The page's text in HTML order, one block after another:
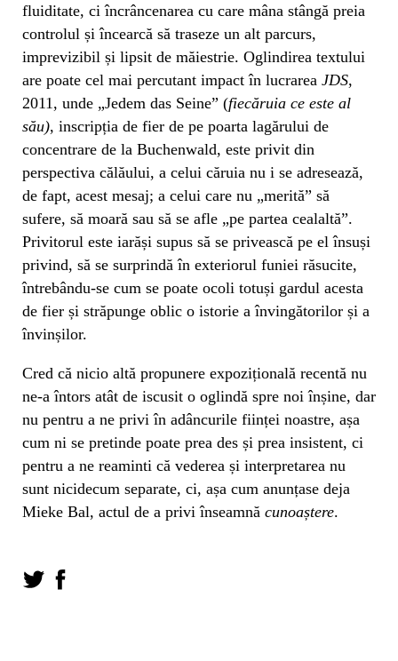
fluiditate, ci încrâncenarea cu care mâna stângă preia
controlul și încearcă să traseze un alt parcurs,
imprevizibil și lipsit de măiestrie. Oglindirea textului
are poate cel mai percutant impact în lucrarea JDS,
2011, unde „Jedem das Seine” (fiecăruia ce este al
său), inscripția de fier de pe poarta lagărului de
concentrare de la Buchenwald, este privit din
perspectiva călăului, a celui căruia nu i se adresează,
de fapt, acest mesaj; a celui care nu „merită” să
sufere, să moară sau să se afle „pe partea cealaltă”.
Privitorul este iarăși supus să se privească pe el însuși
privind, să se surprindă în exteriorul funiei răsucite,
întrebându-se cum se poate ocoli totuși gardul acesta
de fier și străpunge oblic o istorie a învingătorilor și a
învinșilor.
Cred că nicio altă propunere expozițională recentă nu
ne-a întors atât de iscusit o oglindă spre noi înșine, dar
nu pentru a ne privi în adâncurile ființei noastre, așa
cum ni se pretinde poate prea des și prea insistent, ci
pentru a ne reaminti că vederea și interpretarea nu
sunt nicidecum separate, ci, așa cum anunțase deja
Mieke Bal, actul de a privi înseamnă cunoaștere.